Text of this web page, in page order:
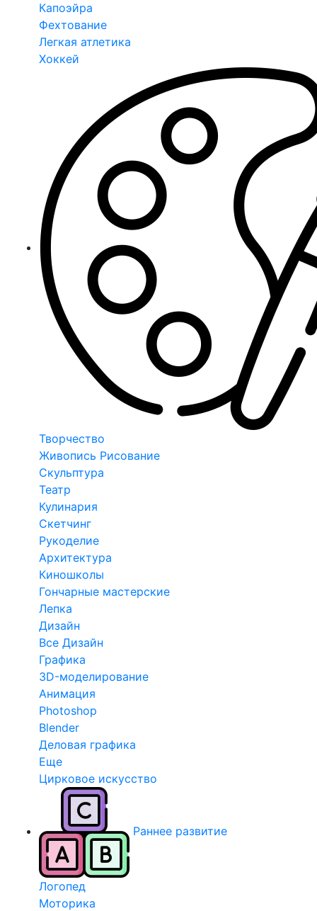
Капоэйра
Фехтование
Легкая атлетика
Хоккей
Творчество
Живопись Рисование
Скульптура
Театр
Кулинария
Скетчинг
Рукоделие
Архитектура
Киношколы
Гончарные мастерские
Лепка
Дизайн
Все Дизайн
Графика
3D-моделирование
Анимация
Photoshop
Blender
Деловая графика
Еще
Цирковое искусство
Раннее развитие
Логопед
Моторика